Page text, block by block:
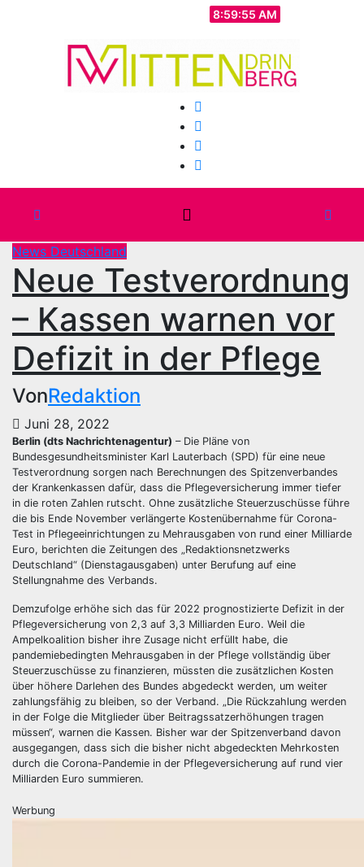
8:59:57 AM
News Deutschland
Neue Testverordnung
– Kassen warnen vor
Defizit in der Pflege
VonRedaktion
Juni 28, 2022
Berlin (dts Nachrichtenagentur) – Die Pläne von
Bundesgesundheitsminister Karl Lauterbach (SPD) für eine neue
Testverordnung sorgen nach Berechnungen des Spitzenverbandes
der Krankenkassen dafür, dass die Pflegeversicherung immer tiefer
in die roten Zahlen rutscht. Ohne zusätzliche Steuerzuschüsse führe
die bis Ende November verlängerte Kostenübernahme für Corona-
Test in Pflegeeinrichtungen zu Mehrausgaben von rund einer Milliarde
Euro, berichten die Zeitungen des „Redaktionsnetzwerks
Deutschland“ (Dienstagausgaben) unter Berufung auf eine
Stellungnahme des Verbands.
Demzufolge erhöhe sich das für 2022 prognostizierte Defizit in der
Pflegeversicherung von 2,3 auf 3,3 Milliarden Euro. Weil die
Ampelkoalition bisher ihre Zusage nicht erfüllt habe, die
pandemiebedingten Mehrausgaben in der Pflege vollständig über
Steuerzuschüsse zu finanzieren, müssten die zusätzlichen Kosten
über höhere Darlehen des Bundes abgedeckt werden, um weiter
zahlungsfähig zu bleiben, so der Verband. „Die Rückzahlung werden
in der Folge die Mitglieder über Beitragssatzerhöhungen tragen
müssen“, warnen die Kassen. Bisher war der Spitzenverband davon
ausgegangen, dass sich die bisher nicht abgedeckten Mehrkosten
durch die Corona-Pandemie in der Pflegeversicherung auf rund vier
Milliarden Euro summieren.
Werbung